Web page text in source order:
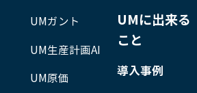
UMガント
UM生産計画AI
UM原価
UMに出来る
こと
導入事例